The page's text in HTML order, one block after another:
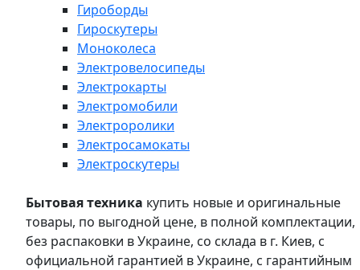
Гироборды
Гироскутеры
Моноколеса
Электровелосипеды
Электрокарты
Электромобили
Электроролики
Электросамокаты
Электроскутеры
Бытовая техника купить новые и оригинальные
товары, по выгодной цене, в полной комплектации,
без распаковки в Украине, со склада в г. Киев, с
официальной гарантией в Украине, с гарантийным